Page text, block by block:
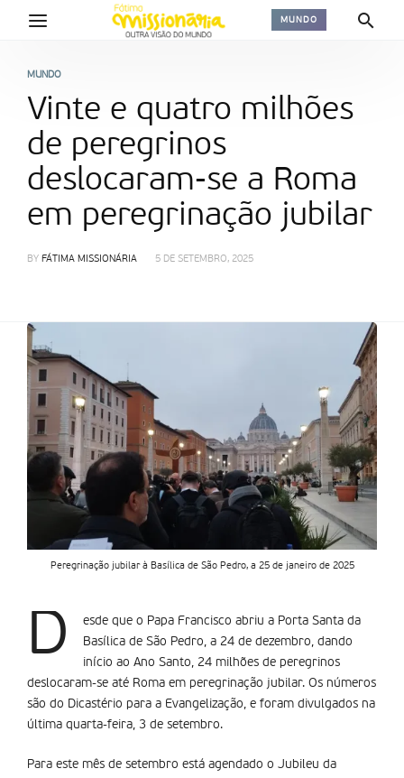
MUNDO
MUNDO
Vinte e quatro milhões
de peregrinos
deslocaram-se a Roma
em peregrinação jubilar
BY FÁTIMA MISSIONÁRIA 5 DE SETEMBRO, 2025
Peregrinação jubilar à Basílica de São Pedro, a 25 de janeiro de 2025
D
esde que o Papa Francisco abriu a Porta Santa da
Basílica de São Pedro, a 24 de dezembro, dando
início ao Ano Santo, 24 milhões de peregrinos
deslocaram-se até Roma em peregrinação jubilar. Os números
são do Dicastério para a Evangelização, e foram divulgados na
última quarta-feira, 3 de setembro.
Para este mês de setembro está agendado o Jubileu da